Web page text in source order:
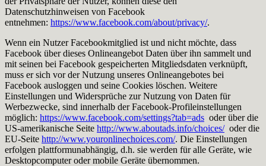
Datenschutzhinweisen von Facebook
entnehmen: https://www.facebook.com/about/privacy/.
Wenn ein Nutzer Facebookmitglied ist und nicht möchte, dass
Facebook über dieses Onlineangebot Daten über ihn sammelt und
mit seinen bei Facebook gespeicherten Mitgliedsdaten verknüpft,
muss er sich vor der Nutzung unseres Onlineangebotes bei
Facebook ausloggen und seine Cookies löschen. Weitere
Einstellungen und Widersprüche zur Nutzung von Daten für
Werbezwecke, sind innerhalb der Facebook-Profileinstellungen
möglich: https://www.facebook.com/settings?tab=ads oder über die
US-amerikanische Seite http://www.aboutads.info/choices/oder die
EU-Seite http://www.youronlinechoices.com/. Die Einstellungen
erfolgen plattformunabhängig, d.h. sie werden für alle Geräte, wie
Desktopcomputer oder mobile Geräte übernommen.